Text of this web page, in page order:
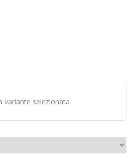
variante selezionata